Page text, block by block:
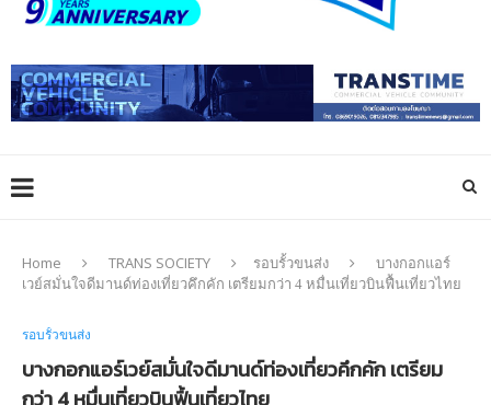
Home TRANS SOCIETY รอบรั้วขนส่ง
บางกอกแอร์
เวย์สมั่นใจดีมานด์ท่องเที่ยวคึกคัก เตรียมกว่า 4 หมื่นเที่ยวบินฟื้นเที่ยวไทย
รอบรั้วขนส่ง
บางกอกแอร์เวย์สมั่นใจดีมานด์ท่องเที่ยวคึกคัก เตรียม